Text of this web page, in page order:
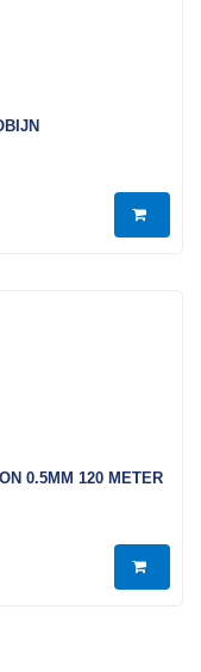
0.5MM 120 METER